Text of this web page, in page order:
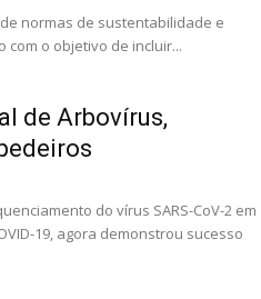
normas de sustentabilidade e
o objetivo de incluir...
de Arbovírus,
do vírus SARS-CoV-2 em
19, agora demonstrou sucesso